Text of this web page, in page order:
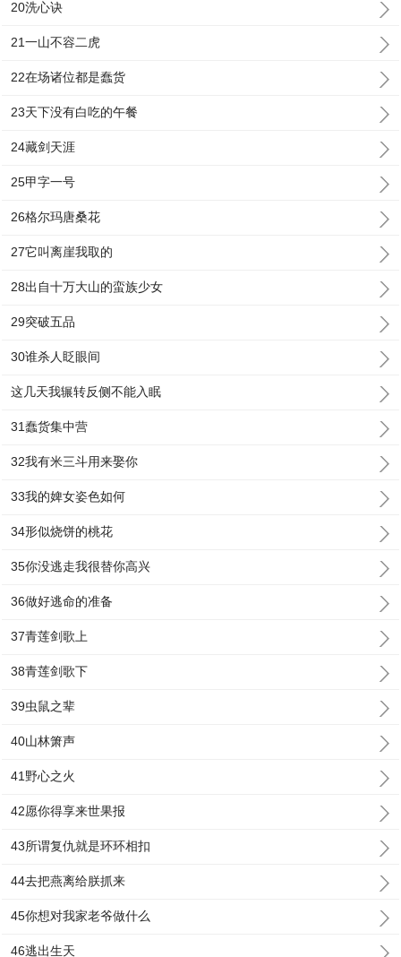
20洗心诀
21一山不容二虎
22在场诸位都是蠢货
23天下没有白吃的午餐
24藏剑天涯
25甲字一号
26格尔玛唐桑花
27它叫离崖我取的
28出自十万大山的蛮族少女
29突破五品
30谁杀人眨眼间
这几天我辗转反侧不能入眠
31蠢货集中营
32我有米三斗用来娶你
33我的婢女姿色如何
34形似烧饼的桃花
35你没逃走我很替你高兴
36做好逃命的准备
37青莲剑歌上
38青莲剑歌下
39虫鼠之辈
40山林箫声
41野心之火
42愿你得享来世果报
43所谓复仇就是环环相扣
44去把燕离给朕抓来
45你想对我家老爷做什么
46逃出生天